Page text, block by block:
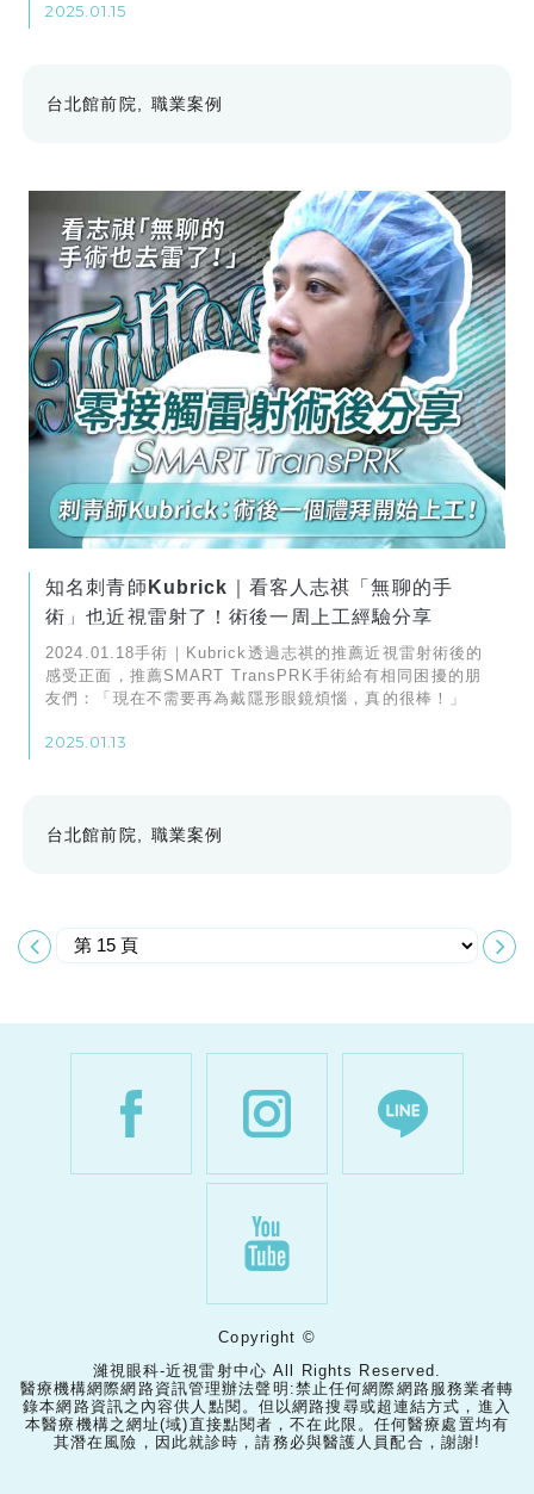
2025.01.15
台北館前院 職業案例
知名刺青師Kubrick｜看客人志祺「無聊的手
術」也近視雷射了！術後一周上工經驗分享
2024.01.18手術｜Kubrick透過志祺的推薦近視雷射術後的
感受正面，推薦SMART TransPRK手術給有相同困擾的朋
友們：「現在不需要再為戴隱形眼鏡煩惱，真的很棒！」
2025.01.13
台北館前院 職業案例
Copyright ©
濰視眼科-近視雷射中心 All Rights Reserved.
醫療機構網際網路資訊管理辦法聲明:禁止任何網際網路服務業者轉
錄本網路資訊之內容供人點閱。但以網路搜尋或超連結方式，進入
本醫療機構之網址(域)直接點閱者，不在此限。任何醫療處置均有
其潛在風險，因此就診時，請務必與醫護人員配合，謝謝!